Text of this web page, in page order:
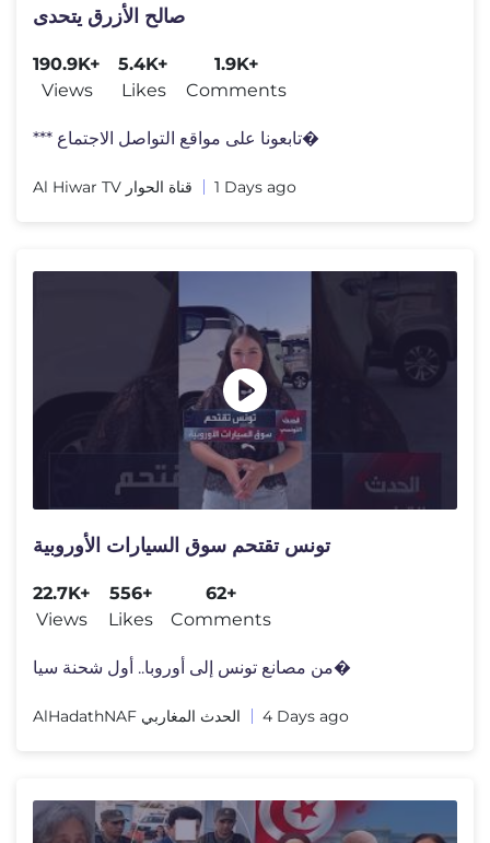
صالح الأزرق يتحدى
190.9K+
Views
5.4K+
Likes
1.9K+
Comments
*** تابعونا على مواقع التواصل الاجتماع�
Al Hiwar TV قناة الحوار 1 Days ago
تونس تقتحم سوق السيارات الأوروبية
22.7K+
Views
556+
Likes
62+
Comments
من مصانع تونس إلى أوروبا.. أول شحنة سيا�
AlHadathNAF الحدث المغاربي 4 Days ago